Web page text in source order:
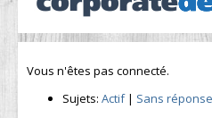
Vous n'êtes pas connecté.
Sujets: Actif| Sans réponse